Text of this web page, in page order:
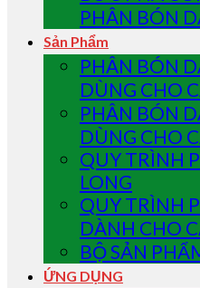
PHÂN BÓN
Sản Phẩm
PHÂN BÓN
DÙNG CHO
PHÂN BÓN
DÙNG CHO
QUY TRÌNH
LONG
QUY TRÌNH
DÀNH CHO
BỘ SẢN
ỨNG DỤNG